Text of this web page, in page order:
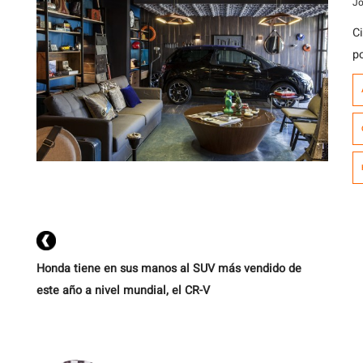
Honda tiene en sus manos al SUV más vendido de
este año a nivel mundial, el CR-V